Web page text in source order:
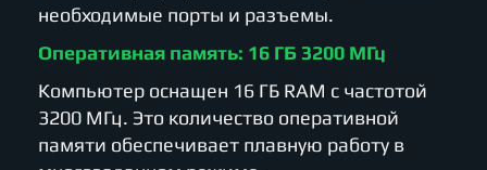
необходимые порты и разъемы.
Оперативная память: 16 ГБ 3200 МГц
Компьютер оснащен 16 ГБ RAM с частотой
3200 МГц. Это количество оперативной
памяти обеспечивает плавную работу в